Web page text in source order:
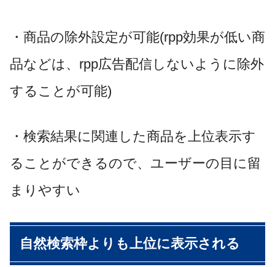
・商品の除外設定が可能(rpp効果が低い商
品などは、 rpp広告配信しないように除外
することが可能)
・検索結果に関連した商品を上位表示す
ることができるので、ユーザーの目に留
まりやすい
自然検索枠よりも上位に表示される